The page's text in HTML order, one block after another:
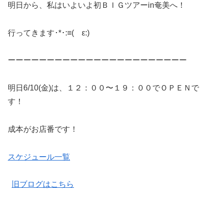
明日から、私はいよいよ初ＢＩＧツアーin奄美へ！
行ってきます･*･:≡( ε:)
ーーーーーーーーーーーーーーーーーーーーーーー
明日6/10(金)は、１２：００〜１９：００でＯＰＥＮで
す！
成本がお店番です！
スケジュール一覧
旧ブログはこちら